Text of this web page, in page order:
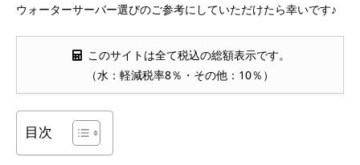
ウォーターサーバー選びのご参考にしていただけたら幸いです♪
このサイトは全て税込の総額表示です。
（水：軽減税率8％・その他：10％）
目次